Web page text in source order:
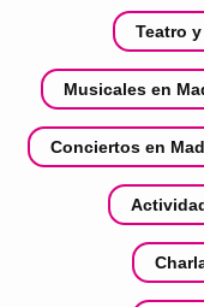
Teatro
Musicales en
Conciertos en